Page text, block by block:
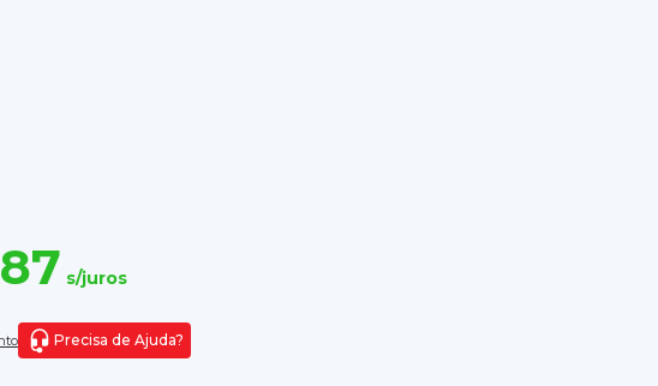
s/juros
Precisa de Ajuda?